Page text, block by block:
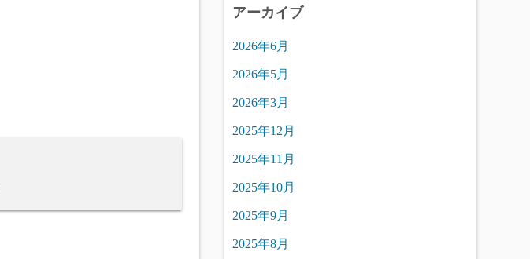
アーカイブ
2026年6月
2026年5月
2026年3月
2025年12月
2025年11月
2025年10月
2025年9月
2025年8月